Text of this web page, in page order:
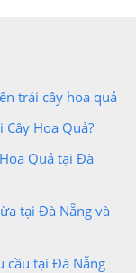
trái cây hoa quả
Hoa Quả?
Quả tại Đà
tại Đà Nẵng và
cầu tại Đà Nẵng